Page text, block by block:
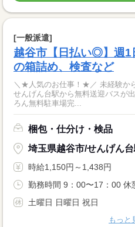
[一般派遣]
越谷市【日払い◎】週1
の箱詰め、検査など
＼★人気のお仕事！★／ 未経験か
せんげん台駅から無料送迎バスが
ろん無料駐車場完...
梱包・仕分け・検品
埼玉県越谷市/せんげん台
時給1,150円～1,438円
勤務時間 9：00〜17：00 休
土曜日 日曜日 祝日
もっと